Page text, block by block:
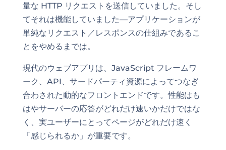
量な HTTP リクエストを送信していました。そし
てそれは機能していました—アプリケーションが
単純なリクエスト／レスポンスの仕組みであるこ
とをやめるまでは。
現代のウェブアプリは、JavaScript フレームワ
ーク、API、サードパーティ資源によってつなぎ
合わされた動的なフロントエンドです。性能はも
はやサーバーの応答がどれだけ速いかだけではな
く、実ユーザーにとってページがどれだけ速く
「感じられるか」が重要です。